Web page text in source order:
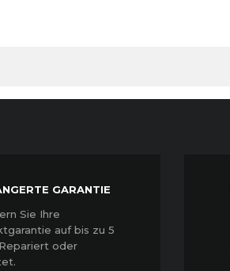
GARANTIE
Sie Ihre
auf bis zu 5
oder
.